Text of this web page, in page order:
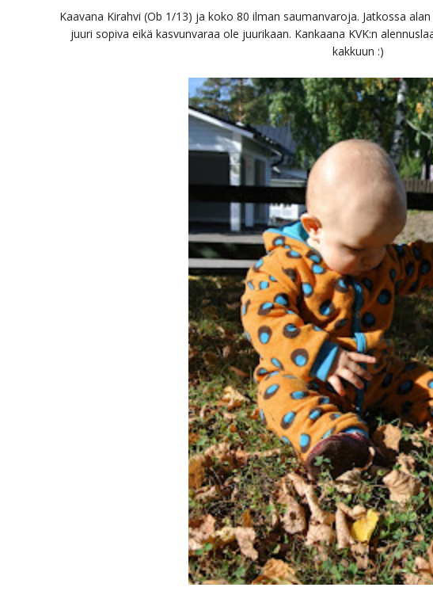
Kaavana Kirahvi (Ob 1/13) ja koko 80 ilman saumanvaroja. Jatkossa
juuri sopiva eikä kasvunvaraa ole juurikaan. Kankaana KVK:n
kakkuun :)